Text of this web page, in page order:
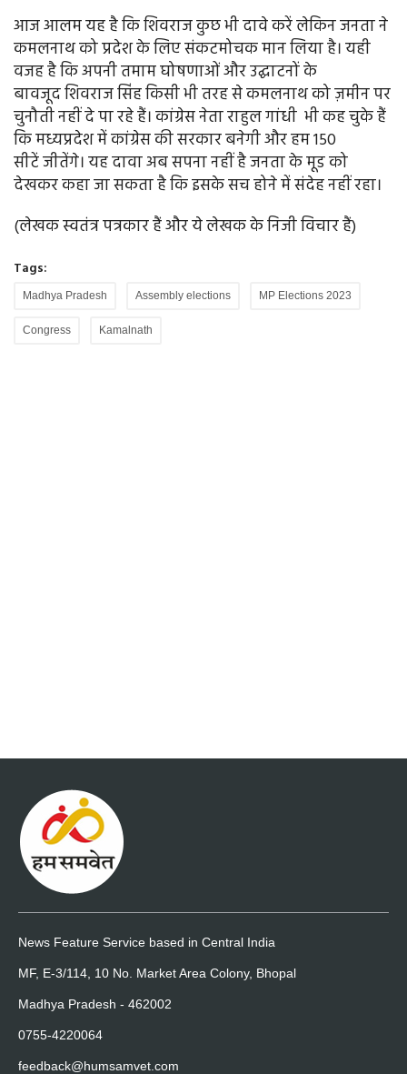
आज आलम यह है कि शिवराज कुछ भी दावे करें लेकिन जनता ने
कमलनाथ को प्रदेश के लिए संकटमोचक मान लिया है। यही
वजह है कि अपनी तमाम घोषणाओं और उद्घाटनों के
बावजूद शिवराज सिंह किसी भी तरह से कमलनाथ को ज़मीन पर
चुनौती नहीं दे पा रहे हैं। कांग्रेस नेता राहुल गांधी भी कह चुके हैं
कि मध्यप्रदेश में कांग्रेस की सरकार बनेगी और हम 150
सीटें जीतेंगे। यह दावा अब सपना नहीं है जनता के मूड को
देखकर कहा जा सकता है कि इसके सच होने में संदेह नहीं रहा।
(लेखक स्वतंत्र पत्रकार हैं और ये लेखक के निजी विचार हैं)
Tags:
Madhya Pradesh Assembly elections MP Elections 2023
Congress Kamalnath
News Feature Service based in Central India
MF, E-3/114, 10 No. Market Area Colony, Bhopal
Madhya Pradesh - 462002
0755-4220064
feedback@humsamvet.com